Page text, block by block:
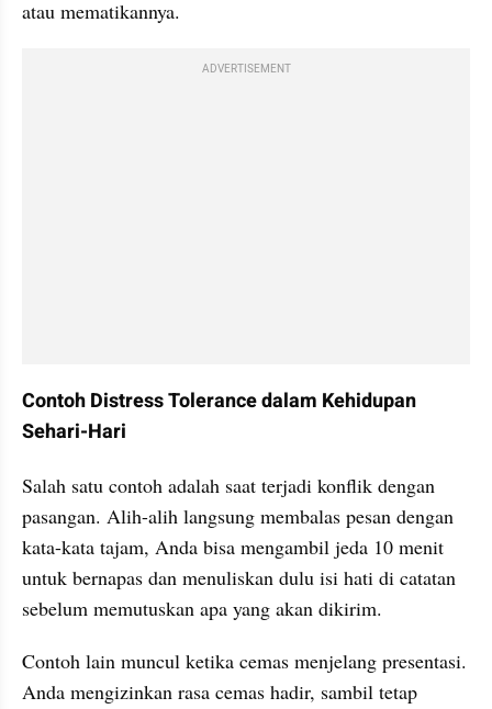
atau mematikannya.
ADVERTISEMENT
Contoh Distress Tolerance dalam Kehidupan
Sehari-Hari
Salah satu contoh adalah saat terjadi konflik dengan
pasangan. Alih-alih langsung membalas pesan dengan
kata-kata tajam, Anda bisa mengambil jeda 10 menit
untuk bernapas dan menuliskan dulu isi hati di catatan
sebelum memutuskan apa yang akan dikirim.
Contoh lain muncul ketika cemas menjelang presentasi.
Anda mengizinkan rasa cemas hadir, sambil tetap